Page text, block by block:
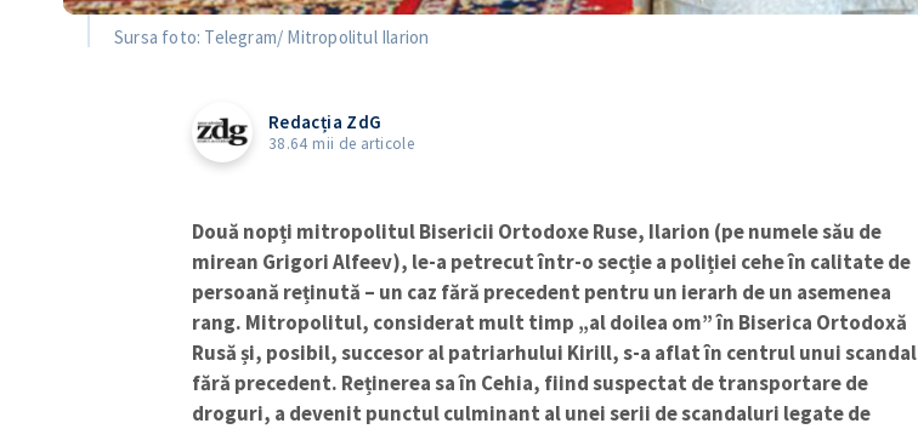
Sursa foto: Telegram/ Mitropolitul Ilarion
Redacția ZdG
38.64 mii de articole
Două nopți mitropolitul Bisericii Ortodoxe Ruse, Ilarion (pe numele său de
mirean Grigori Alfeev), le-a petrecut într-o secție a poliției cehe în calitate de
persoană reținută – un caz fără precedent pentru un ierarh de un asemenea
rang. Mitropolitul, considerat mult timp „al doilea om” în Biserica Ortodoxă
Rusă și, posibil, succesor al patriarhului Kirill, s-a aflat în centrul unui scandal
fără precedent. Reținerea sa în Cehia, fiind suspectat de transportare de
droguri, a devenit punctul culminant al unei serii de scandaluri legate de